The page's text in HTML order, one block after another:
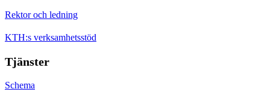
Rektor och ledning
KTH:s verksamhetsstöd
Tjänster
Schema